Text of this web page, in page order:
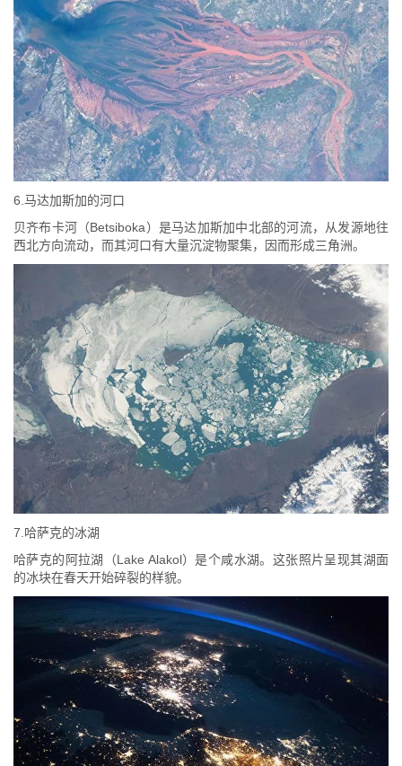
6.马达加斯加的河口
贝齐布卡河（Betsiboka）是马达加斯加中北部的河流，从发源地往
西北方向流动，而其河口有大量沉淀物聚集，因而形成三角洲。
7.哈萨克的冰湖
哈萨克的阿拉湖（Lake Alakol）是个咸水湖。这张照片呈现其湖面
的冰块在春天开始碎裂的样貌。